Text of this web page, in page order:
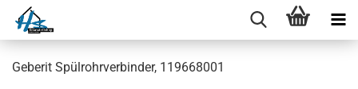
Geberit Spülrohrverbinder, 119668001